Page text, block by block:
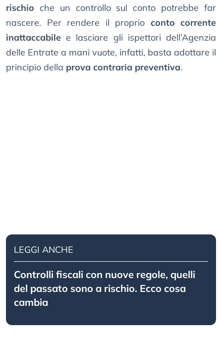
rischio che un controllo sul conto potrebbe far
nascere. Per rendere il proprio conto corrente
inattaccabile e lasciare gli ispettori dell’Agenzia
delle Entrate a mani vuote, infatti, basta adottare il
principio della prova contraria preventiva.
LEGGI ANCHE
Controlli fiscali con nuove regole, quelli
del passato sono a rischio. Ecco cosa
cambia